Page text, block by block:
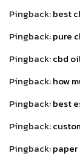
Pingback:best
Pingback:pure
Pingback:cbd
Pingback:how
Pingback:best
Pingback:
Pingback: